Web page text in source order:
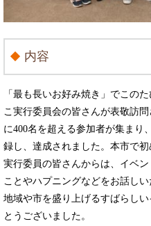
内容
「最も長いお好み焼き」でこの
こ実行委員会の皆さんが表敬訪
に400名を超える参加者が集まり
録し、達成されました。本市で
実行委員の皆さんからは、イベ
ことやハプニングなどをお話しい
地域や市を盛り上げるすばらし
とうございました。